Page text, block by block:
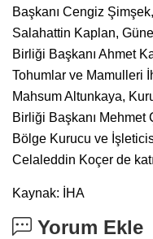
Başkanı Cengiz
Salahattin Kaplan,
Birliği Başkanı Ahmet
Tohumlar ve Mamulleri
Mahsum Altunkaya,
Birliği Başkanı Mehmet
Bölge Kurucu ve
Celaleddin Koçer de
Kaynak: İHA
Yorum Ekle